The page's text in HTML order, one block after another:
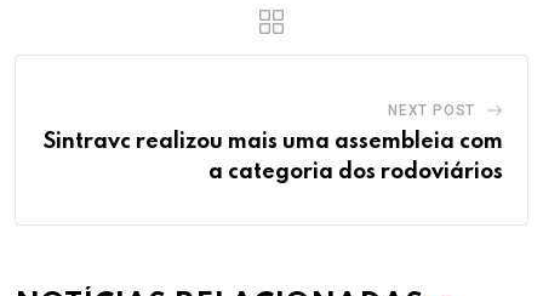
NEXT POST
Sintravc realizou mais uma assembleia com
a categoria dos rodoviários